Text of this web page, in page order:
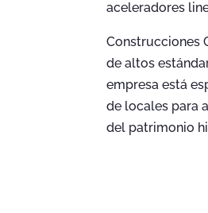
aceleradores
Construcciones
de altos
empresa está
de locales para
del patrimonio